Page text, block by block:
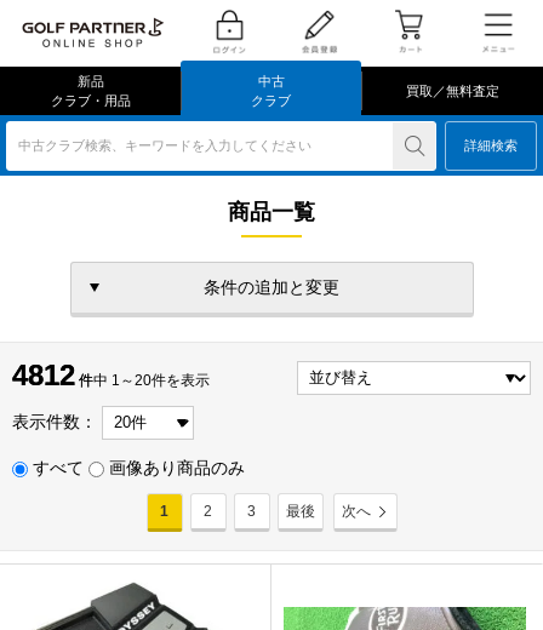
新品
クラブ・用品
中古
クラブ
買取／無料査定
中古クラブ検索、キーワードを入力してください 詳細検索
商品一覧
条件の追加と変更
4812 件
4812 件中 1～20件を表示
表示件数：
すべて 画像あり商品のみ
1 2 3 最後 次へ